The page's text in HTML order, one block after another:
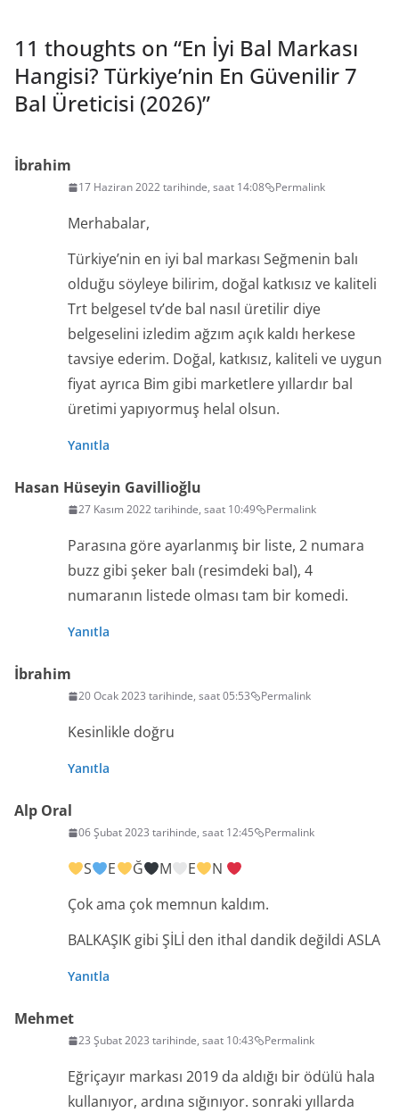
11 thoughts on “En İyi Bal Markası
Hangisi? Türkiye’nin En Güvenilir 7
Bal Üreticisi (2026)”
İbrahim
17 Haziran 2022 tarihinde, saat 14:08 Permalink
Merhabalar,
Türkiye’nin en iyi bal markası Seğmenin balı
olduğu söyleye bilirim, doğal katkısız ve kaliteli
Trt belgesel tv’de bal nasıl üretilir diye
belgeselini izledim ağzım açık kaldı herkese
tavsiye ederim. Doğal, katkısız, kaliteli ve uygun
fiyat ayrıca Bim gibi marketlere yıllardır bal
üretimi yapıyormuş helal olsun.
Yanıtla
Hasan Hüseyin Gavillioğlu
27 Kasım 2022 tarihinde, saat 10:49 Permalink
Parasına göre ayarlanmış bir liste, 2 numara
buzz gibi şeker balı (resimdeki bal), 4
numaranın listede olması tam bir komedi.
Yanıtla
İbrahim
20 Ocak 2023 tarihinde, saat 05:53 Permalink
Kesinlikle doğru
Yanıtla
Alp Oral
06 Şubat 2023 tarihinde, saat 12:45 Permalink
S E Ğ M E
N
Çok ama çok memnun kaldım.
BALKAŞIK gibi ŞİLİ den ithal dandik değildi ASLA
Yanıtla
Mehmet
23 Şubat 2023 tarihinde, saat 10:43 Permalink
Eğriçayır markası 2019 da aldığı bir ödülü hala
kullanıyor, ardına sığınıyor. sonraki yıllarda